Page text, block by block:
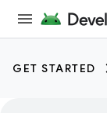
GET STARTED